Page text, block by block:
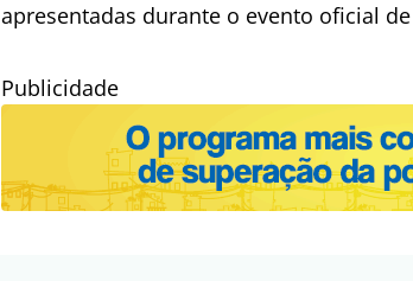
apresentadas durante o evento oficial
Publicidade